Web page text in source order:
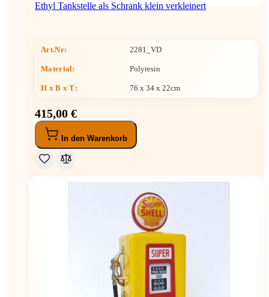
Ethyl Tankstelle als Schrank klein verkleinert
Art.Nr: 2281_VD
Material: Polyresin
H x B x T: 76 x 34 x 22cm
415,00 €
In den Warenkorb